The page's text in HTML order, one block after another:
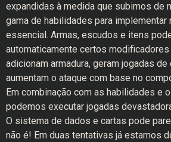
expandidas à medida que subimos de
gama de habilidades para
essencial. Armas, escudos e itens
automaticamente certos
adicionam armadura, geram jogadas
aumentam o ataque com base no
Em combinação com as habilidades e
podemos executar jogadas
O sistema de dados e cartas pode
não é! Em duas tentativas já estamos